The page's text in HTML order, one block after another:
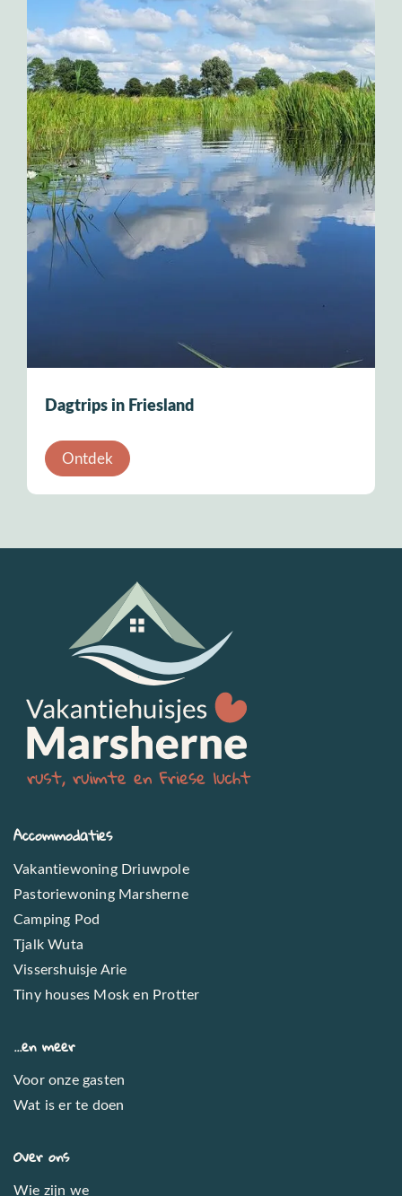
Dagtrips in Friesland
Ontdek
Accommodaties
Vakantiewoning Driuwpole
Pastoriewoning Marsherne
Camping Pod
Tjalk Wuta
Vissershuisje Arie
Tiny houses Mosk en Protter
...en meer
Voor onze gasten
Wat is er te doen
Over ons
Wie zijn we